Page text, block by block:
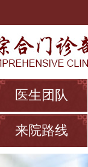
医生团队
来院路线